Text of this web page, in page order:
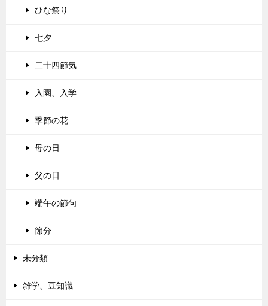
ひな祭り
七夕
二十四節気
入園、入学
季節の花
母の日
父の日
端午の節句
節分
未分類
雑学、豆知識